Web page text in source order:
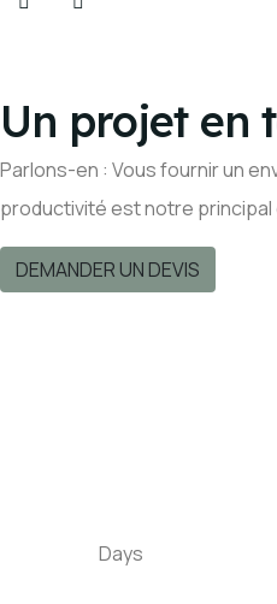
Un projet en
Parlons-en : Vous fournir un
productivité est notre principal
DEMANDER UN DEVIS
Days